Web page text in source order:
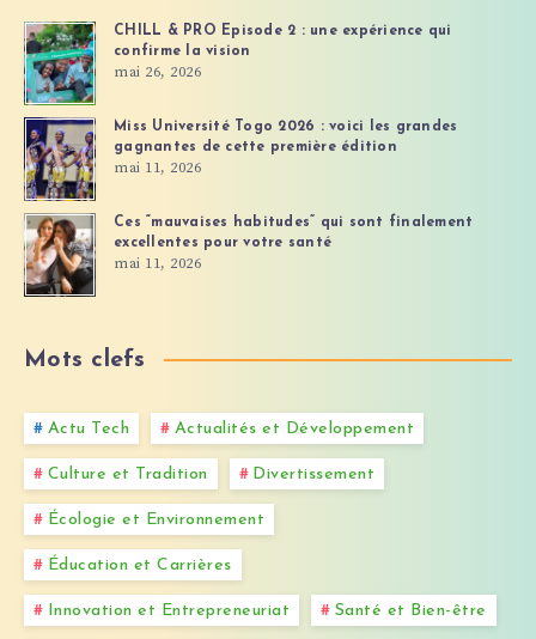
CHILL & PRO Episode 2 : une expérience qui
confirme la vision
mai 26, 2026
Miss Université Togo 2026 : voici les grandes
gagnantes de cette première édition
mai 11, 2026
Ces “mauvaises habitudes” qui sont finalement
excellentes pour votre santé
mai 11, 2026
Mots clefs
Actu Tech Actualités et Développement
Culture et Tradition Divertissement
Écologie et Environnement
Éducation et Carrières
Innovation et Entrepreneuriat Santé et Bien-être